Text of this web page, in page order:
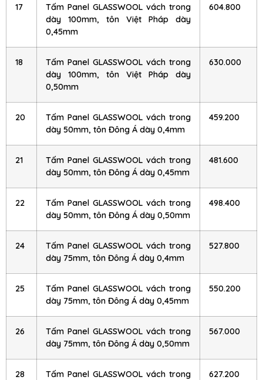
17
Tấm Panel GLASSWOOL vách trong
dày 100mm, tôn Việt Pháp dày
0,45mm
604.800
18
Tấm Panel GLASSWOOL vách trong
dày 100mm, tôn Việt Pháp dày
0,50mm
630.000
20
Tấm Panel GLASSWOOL vách trong
dày 50mm, tôn Đông Á dày 0,4mm
459.200
21
Tấm Panel GLASSWOOL vách trong
dày 50mm, tôn Đông Á dày 0,45mm
481.600
22
Tấm Panel GLASSWOOL vách trong
dày 50mm, tôn Đông Á dày 0,50mm
498.400
24
Tấm Panel GLASSWOOL vách trong
dày 75mm, tôn Đông Á dày 0,4mm
527.800
25
Tấm Panel GLASSWOOL vách trong
dày 75mm, tôn Đông Á dày 0,45mm
550.200
26
Tấm Panel GLASSWOOL vách trong
dày 75mm, tôn Đông Á dày 0,50mm
567.000
28
Tấm Panel GLASSWOOL vách trong
627.200